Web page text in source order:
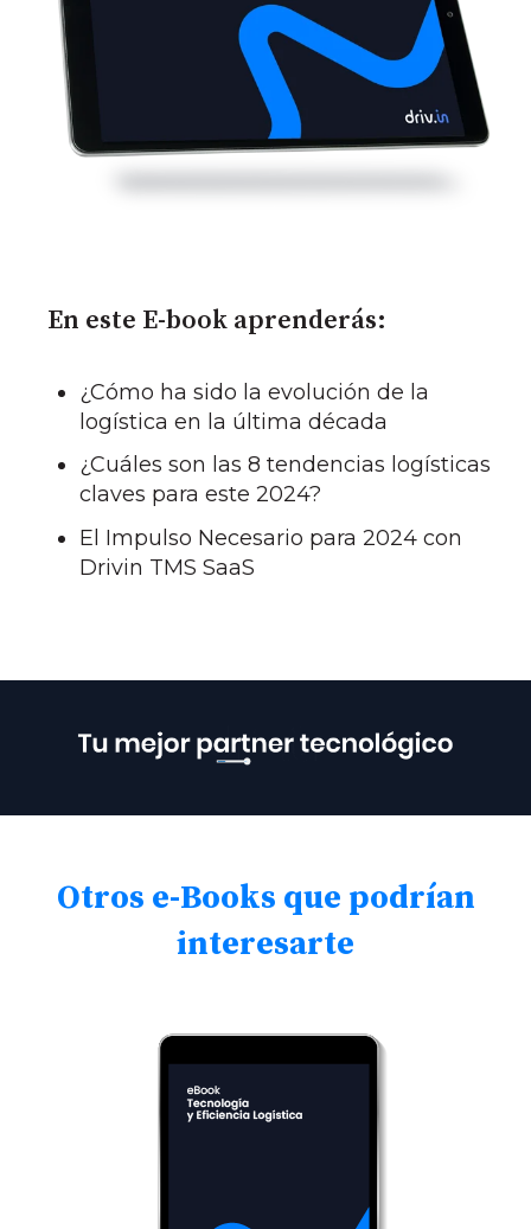
En este E-book aprenderás:
¿Cómo ha sido la evolución de la
logística en la última década
¿Cuáles son las 8 tendencias logísticas
claves para este 2024?
El Impulso Necesario para 2024 con
Drivin TMS SaaS
Otros e-Books que podrían
interesarte